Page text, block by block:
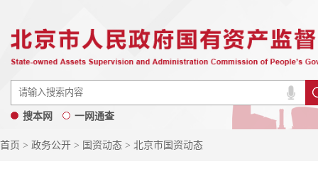
搜本网 一网通查
首页 > 政务公开 > 国资动态 > 北京市国资动态